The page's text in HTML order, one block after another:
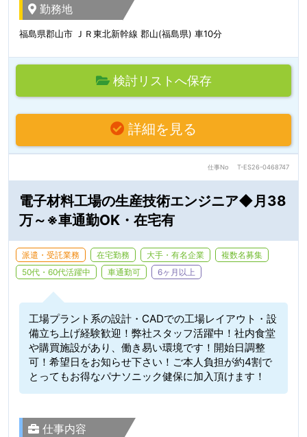
勤務地
福島県郡山市 ＪＲ東北新幹線 郡山(福島県) 車10分
検討リストへ保存
詳細を見る
仕事No T-ES26-0468747
電子材料工場の生産技術エンジニア◆月38
万～※車通勤OK・在宅有
派遣・受託業務 在宅勤務 大手・有名企業
複数名募集
50代・60代活躍中
車通勤可 6ヶ月以上
工場プラント系の設計・CADでの工場レイアウト・設
備立ち上げ経験歓迎！弊社スタッフ活躍中！社内食堂
や購買施設があり、働き易い環境です！開始日調整
可！希望日をお知らせ下さい！ご本人負担が約4割で
とってもお得なパナソニック健保に加入頂けます！
仕事内容